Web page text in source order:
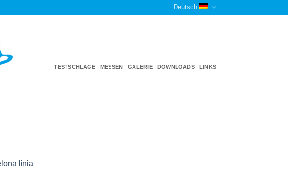
Deutsch
TESTSCHLÄGE MESSEN GALERIE DOWNLOADS LINKS
linia